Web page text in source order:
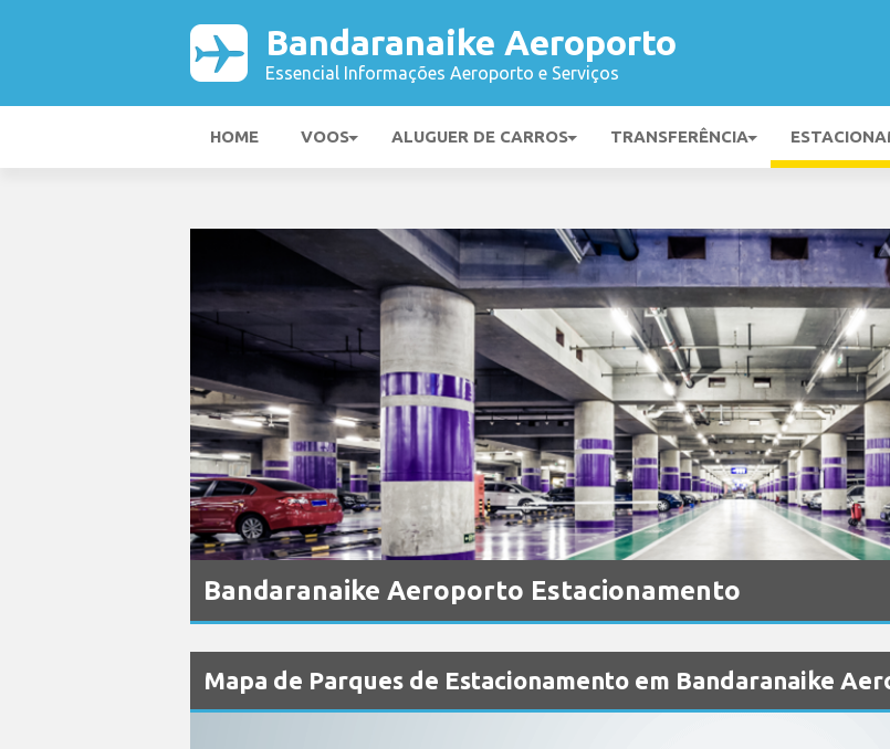
Bandaranaike Aeroporto
Essencial Informações Aeroporto e Serviços
HOME VOOS ALUGUER DE CARROS TRANSFERÊNCIA
Bandaranaike Aeroporto Estacionamento
Mapa de Parques de Estacionamento em Bandaranaike